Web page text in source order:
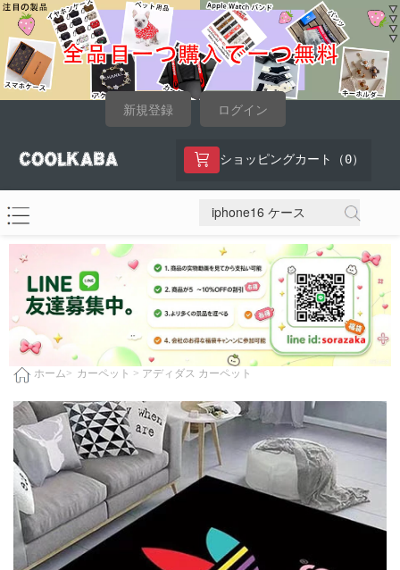
新規登録 ログイン
ショッピングカート（ 0）
ホーム> カーペット > アディダス カーペット